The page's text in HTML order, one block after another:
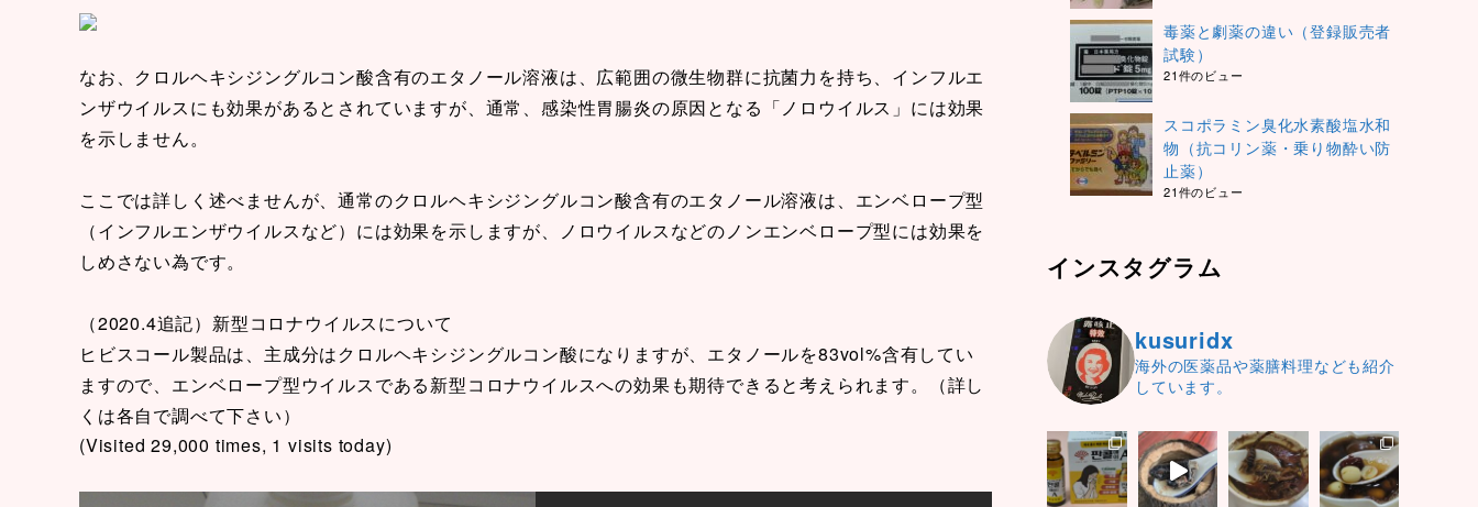
なお、クロルヘキシジングルコン酸含有のエタノール溶液は、広範囲の微生物群に抗菌力を持ち、インフルエ
ンザウイルスにも効果があるとされていますが、通常、感染性胃腸炎の原因となる「ノロウイルス」には効果
を示しません。
ここでは詳しく述べませんが、通常のクロルヘキシジングルコン酸含有のエタノール溶液は、エンベロープ型
（インフルエンザウイルスなど）には効果を示しますが、ノロウイルスなどのノンエンベロープ型には効果を
しめさない為です。
（2020.4追記）新型コロナウイルスについて
ヒビスコール製品は、主成分はクロルヘキシジングルコン酸になりますが、エタノールを83vol%含有してい
ますので、エンベロープ型ウイルスである新型コロナウイルスへの効果も期待できると考えられます。（詳し
くは各自で調べて下さい）
(Visited 29,000 times, 1 visits today)
毒薬と劇薬の違い（登録販売者
試験）
21件のビュー
スコポラミン臭化水素酸塩水和
物（抗コリン薬・乗り物酔い防
止薬）
21件のビュー
インスタグラム
kusuridx
海外の医薬品や薬膳料理なども紹介
しています。